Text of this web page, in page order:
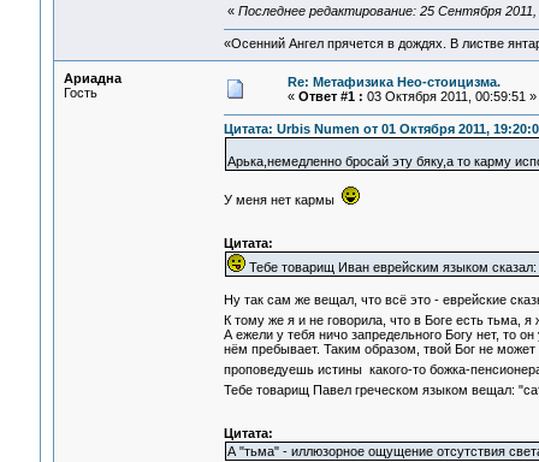
« Последнее редактирование: 25 Сентября
«Осенний Ангел прячется в дождях. В листве
Ариадна
Гость
Re: Метафизика Нео-стоицизма.
« Ответ #1 : 03 Октября 2011, 00:59:51 »
Цитата: Urbis Numen от 01 Октября 2011,
Арька,немедленно бросай эту бяку,а то карму
У меня нет кармы
Цитата:
Тебе товарищ Иван еврейским языком
Ну так сам же вещал, что всё это - еврейские
К тому же я и не говорила, что в Боге есть тьма,
А ежели у тебя ничо запредельного Богу нет, то
нём пребывает. Таким образом, твой Бог не
проповедуешь истины какого-то божка-
Тебе товарищ Павел греческом языком вещал:
Цитата:
А "тьма" - иллюзорное ощущение отсутствия